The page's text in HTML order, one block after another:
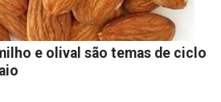
e olival são temas de ciclo